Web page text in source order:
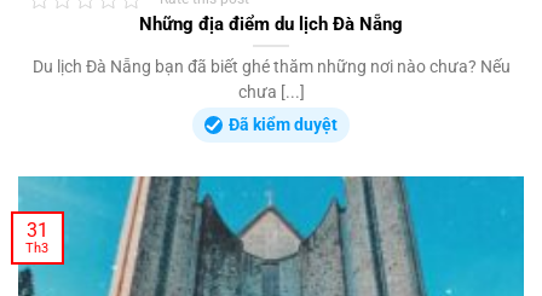
Những địa điểm du lịch Đà Nẵng
Du lịch Đà Nẵng bạn đã biết ghé thăm những nơi nào chưa? Nếu
chưa [...]
Đã kiểm duyệt
31
Th3